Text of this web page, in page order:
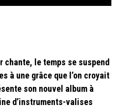
chante, le temps se suspend
à une grâce que l’on croyait
son nouvel album à
d’instruments-valises